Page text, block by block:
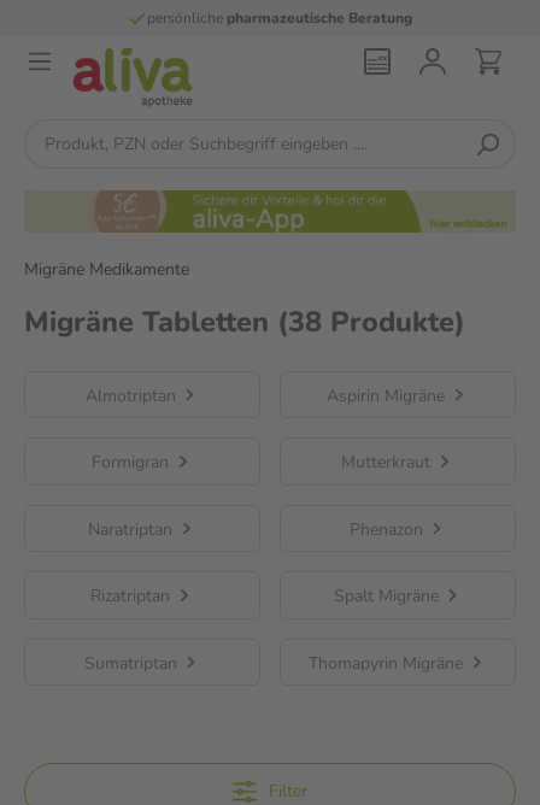
persönliche pharmazeutische Beratung
Migräne Medikamente
Migräne Tabletten (38 Produkte)
Almotriptan Aspirin Migräne
Formigran Mutterkraut
Naratriptan Phenazon
Rizatriptan Spalt Migräne
Sumatriptan Thomapyrin Migräne
Filter